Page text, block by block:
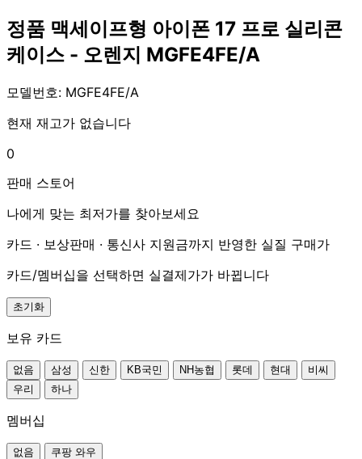
정품 맥세이프형 아이폰 17 프로 실리콘
케이스 - 오렌지 MGFE4FE/A
모델번호: MGFE4FE/A
현재 재고가 없습니다
0
판매 스토어
나에게 맞는 최저가를 찾아보세요
카드 · 보상판매 · 통신사 지원금까지 반영한 실질 구매가
카드/멤버십을 선택하면 실결제가가 바뀝니다
초기화
보유 카드
없음 삼성 신한 KB국민 NH농협 롯데 현대
비씨
우리
하나
멤버십
없음 쿠팡 와우